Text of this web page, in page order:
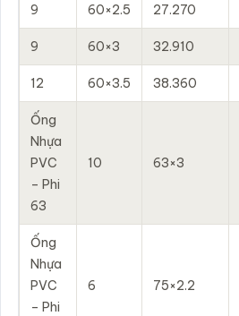
9 60×2.5 27.270
9 60×3 32.910
12 60×3.5 38.360
Ống
Nhựa
PVC
– Phi
63
10 63×3
Ống
Nhựa
PVC
– Phi
6 75×2.2